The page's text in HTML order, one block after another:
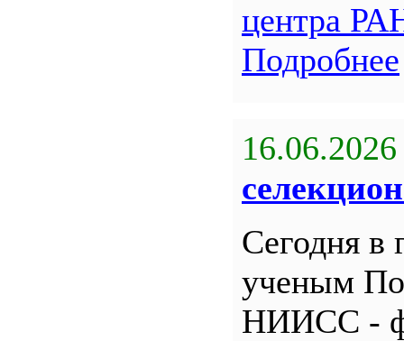
центра
Подробнее
16.06.2026
Сегодня в
ученым
НИИСС -